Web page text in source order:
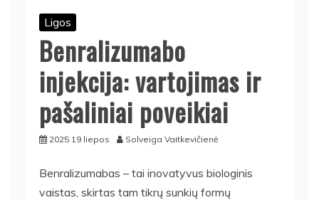
Ligos
Benralizumabo
injekcija: vartojimas ir
pašaliniai poveikiai
2025 19 liepos Solveiga Vaitkevičienė
Benralizumabas – tai inovatyvus biologinis
vaistas, skirtas tam tikrų sunkių formų